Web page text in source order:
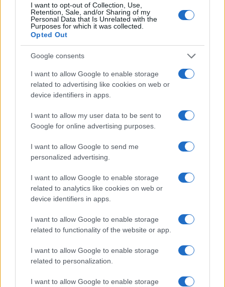
I want to opt-out of Collection, Use,
Retention, Sale, and/or Sharing of my
Personal Data that Is Unrelated with the
Purposes for which it was collected.
Opted Out
Google consents
I want to allow Google to enable storage
related to advertising like cookies on web or
device identifiers in apps.
I want to allow my user data to be sent to
Google for online advertising purposes.
I want to allow Google to send me
personalized advertising.
I want to allow Google to enable storage
related to analytics like cookies on web or
device identifiers in apps.
I want to allow Google to enable storage
related to functionality of the website or app.
I want to allow Google to enable storage
related to personalization.
I want to allow Google to enable storage
Δημοκρατίας εκτυλίχθηκε η επιχείρηση
αναχαίτισης του διεθνούς στολίσκου
«Global Sumud», ο οποίος είχε αποπλεύσει
από τη νότια Τουρκία με προορισμό τη
Λωρίδα της Γάζας, όπως ξεκαθάρισε σε
επίσημη ανακοίνωσή του το κυπριακό
Κέντρο Συντονισμού Έρευνας και
Διάσωσης (ΚΣΕΔ).
Ισραήλ: Περίπου 100 ακτιβιστές υπό